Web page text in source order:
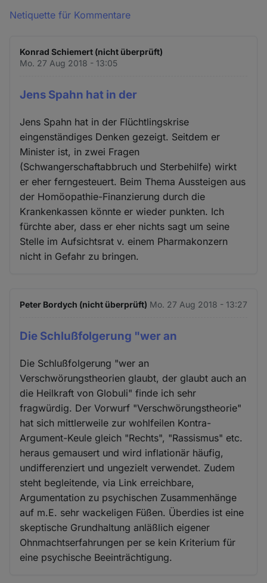
Netiquette für Kommentare
Konrad Schiemert (nicht überprüft)
Mo. 27 Aug 2018 - 13:05
Jens Spahn hat in der
Jens Spahn hat in der Flüchtlingskrise
eingenständiges Denken gezeigt. Seitdem er
Minister ist, in zwei Fragen
(Schwangerschaftabbruch und Sterbehilfe) wirkt
er eher ferngesteuert. Beim Thema Aussteigen aus
der Homöopathie-Finanzierung durch die
Krankenkassen könnte er wieder punkten. Ich
fürchte aber, dass er eher nichts sagt um seine
Stelle im Aufsichtsrat v. einem Pharmakonzern
nicht in Gefahr zu bringen.
Peter Bordych (nicht überprüft) Mo. 27 Aug 2018 - 13:27
Die Schlußfolgerung "wer an
Die Schlußfolgerung "wer an
Verschwörungstheorien glaubt, der glaubt auch an
die Heilkraft von Globuli" finde ich sehr
fragwürdig. Der Vorwurf "Verschwörungstheorie"
hat sich mittlerweile zur wohlfeilen Kontra-
Argument-Keule gleich "Rechts", "Rassismus" etc.
heraus gemausert und wird inflationär häufig,
undifferenziert und ungezielt verwendet. Zudem
steht begleitende, via Link erreichbare,
Argumentation zu psychischen Zusammenhänge
auf m.E. sehr wackeligen Füßen. Überdies ist eine
skeptische Grundhaltung anläßlich eigener
Ohnmachtserfahrungen per se kein Kriterium für
eine psychische Beeinträchtigung.